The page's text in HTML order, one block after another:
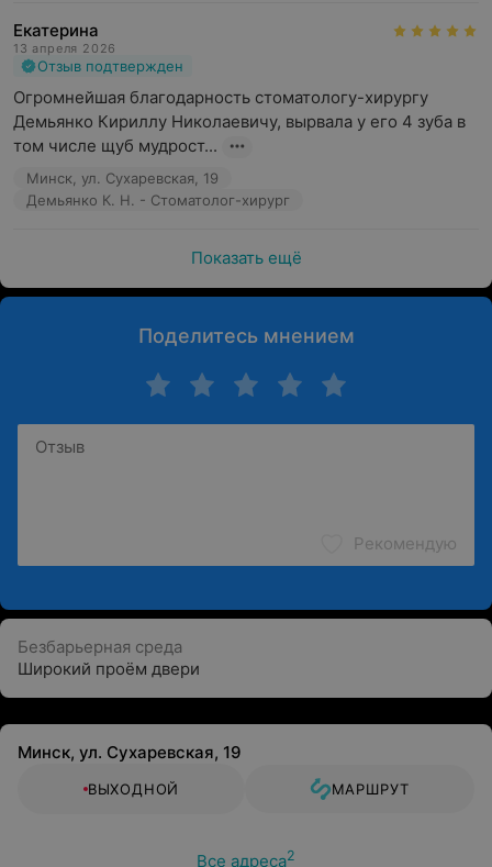
Екатерина
13 апреля 2026
Отзыв подтвержден
Огромнейшая благодарность стоматологу-хирургу
Демьянко Кириллу Николаевичу, вырвала у его 4 зуба в
том числе щуб мудрост...
Минск, ул. Сухаревская, 19
Демьянко К. Н. - Стоматолог-хирург
Показать ещё
Поделитесь мнением
Рекомендую
Безбарьерная среда
Широкий проём двери
Минск, ул. Сухаревская, 19
ВЫХОДНОЙ МАРШРУТ
Все адреса2